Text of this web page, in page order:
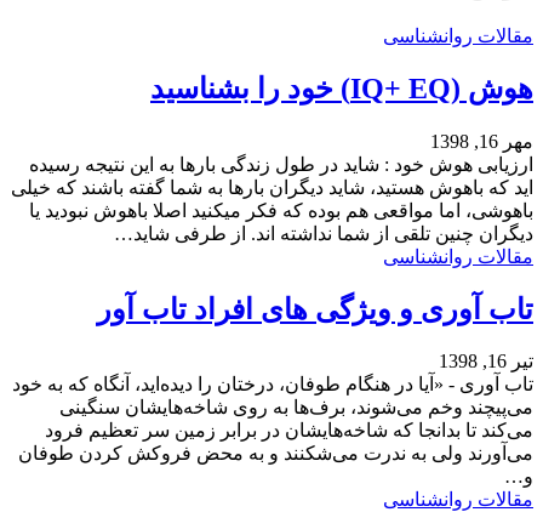
مقالات روانشناسی
هوش (IQ+ EQ) خود را بشناسید
مهر 16, 1398
ارزیابی هوش خود : شاید در طول زندگی بارها به این نتیجه رسیده
اید که باهوش هستید، شاید دیگران بارها به شما گفته باشند که خیلی
باهوشی، اما مواقعی هم بوده که فکر میکنید اصلا باهوش نبودید یا
دیگران چنین تلقی از شما نداشته اند. از طرفی شاید…
مقالات روانشناسی
تاب‌ آوری و ویژگی های افراد تاب آور
تیر 16, 1398
تاب آوری - «آیا در هنگام طوفان، درختان را دیده‌اید، آنگاه که به خود
می‌پیچند وخم می‌شوند، برف‌ها به روی شاخه‌هایشان سنگینی
می‌کند تا بدانجا که شاخه‌هایشان در برابر زمین سر تعظیم فرود
می‌آورند ولی به ندرت می‌شکنند و به محض فروکش کردن طوفان
و…
مقالات روانشناسی